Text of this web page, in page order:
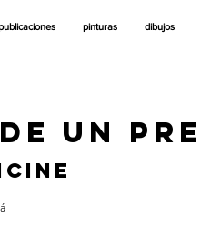
pinturas dibujos
UN